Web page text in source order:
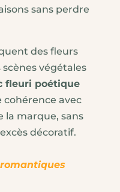
sans perdre
des fleurs
scènes végétales
fleuri poétique
cohérence avec
la marque, sans
décoratif.